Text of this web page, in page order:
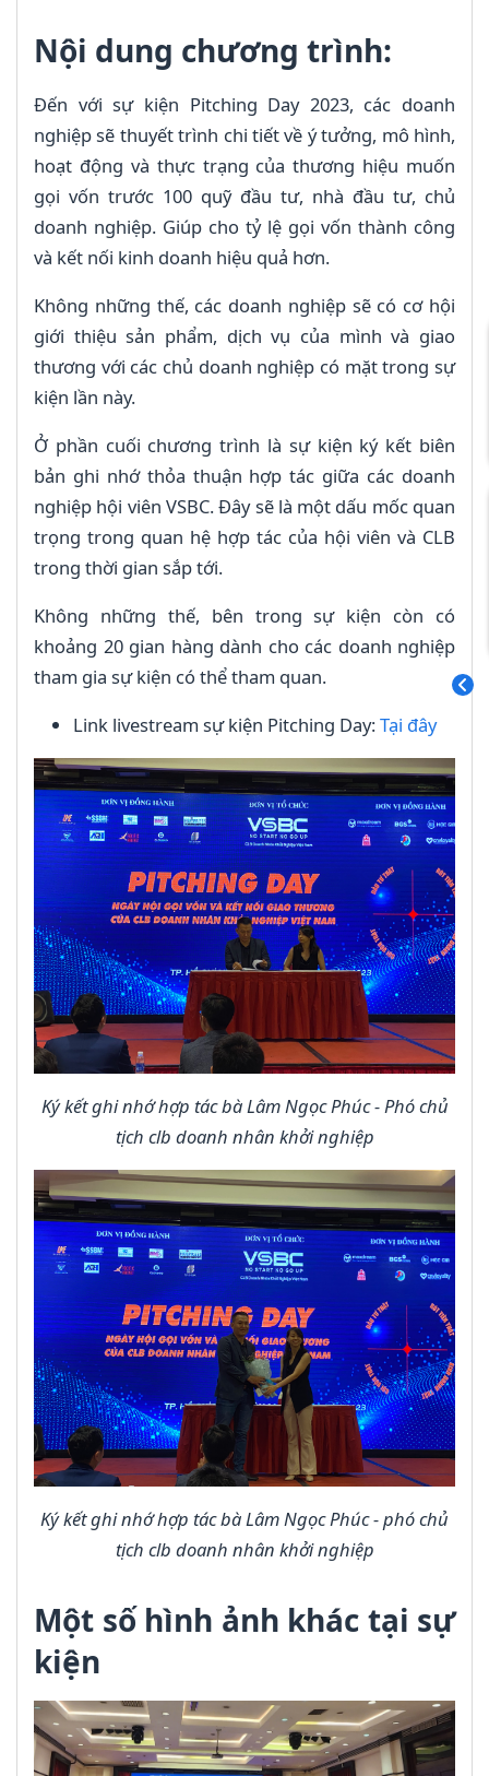
Nội dung chương trình:
Đến với sự kiện Pitching Day 2023, các doanh
nghiệp sẽ thuyết trình chi tiết về ý tưởng, mô hình,
hoạt động và thực trạng của thương hiệu muốn
gọi vốn trước 100 quỹ đầu tư, nhà đầu tư, chủ
doanh nghiệp. Giúp cho tỷ lệ gọi vốn thành công
và kết nối kinh doanh hiệu quả hơn.
Không những thế, các doanh nghiệp sẽ có cơ hội
giới thiệu sản phẩm, dịch vụ của mình và giao
thương với các chủ doanh nghiệp có mặt trong sự
kiện lần này.
Ở phần cuối chương trình là sự kiện ký kết biên
bản ghi nhớ thỏa thuận hợp tác giữa các doanh
nghiệp hội viên VSBC. Đây sẽ là một dấu mốc quan
trọng trong quan hệ hợp tác của hội viên và CLB
trong thời gian sắp tới.
Không những thế, bên trong sự kiện còn có
khoảng 20 gian hàng dành cho các doanh nghiệp
tham gia sự kiện có thể tham quan.
Link livestream sự kiện Pitching Day:Tại đây
Ký kết ghi nhớ hợp tác bà Lâm Ngọc Phúc - Phó chủ
tịch clb doanh nhân khởi nghiệp
Ký kết ghi nhớ hợp tác bà Lâm Ngọc Phúc - phó chủ
tịch clb doanh nhân khởi nghiệp
Một số hình ảnh khác tại sự
kiện